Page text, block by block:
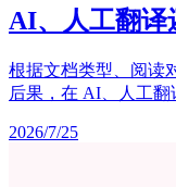
AI、人工翻译
根据文档类型、阅读
后果，在 AI、人工翻
2026/7/25